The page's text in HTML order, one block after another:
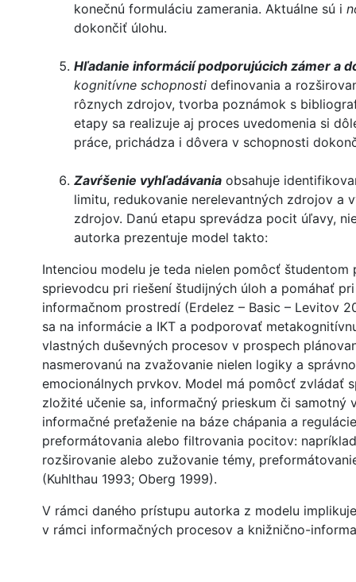
konečnú formuláciu zamerania. Aktuálne sú i
dokončiť úlohu.
Hľadanie informácií podporujúcich zámer a
kognitívne schopnosti definovania a
rôznych zdrojov, tvorba poznámok s
etapy sa realizuje aj proces uvedomenia si
práce, prichádza i dôvera v schopnosti
Zavŕšenie vyhľadávania obsahuje
limitu, redukovanie nerelevantných zdrojov a
zdrojov. Danú etapu sprevádza pocit úľavy,
autorka prezentuje model takto:
Intenciou modelu je teda nielen pomôcť
sprievodcu pri riešení študijných úloh a pomáhať
informačnom prostredí (Erdelez – Basic – Levitov
sa na informácie a IKT a podporovať
vlastných duševných procesov v prospech
nasmerovanú na zvažovanie nielen logiky a
emocionálnych prvkov. Model má pomôcť zvládať
zložité učenie sa, informačný prieskum či samotný
informačné preťaženie na báze chápania a
preformátovania alebo filtrovania pocitov:
rozširovanie alebo zužovanie témy,
(Kuhlthau 1993; Oberg 1999).
V rámci daného prístupu autorka z modelu
v rámci informačných procesov a knižnično-